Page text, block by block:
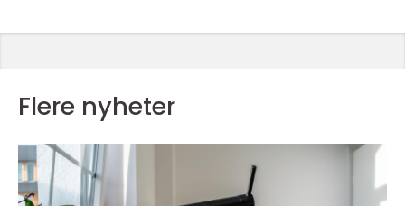
Flere nyheter